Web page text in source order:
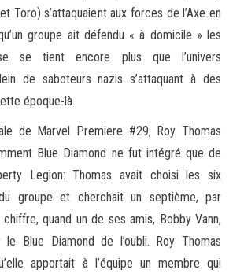
Toro) s’attaquaient aux forces de l’Axe en
groupe ait défendu « à domicile » les
se tient encore plus que l’univers
de saboteurs nazis s’attaquant à des
époque-là.
de Marvel Premiere #29, Roy Thomas
Blue Diamond ne fut intégré que de
Legion: Thomas avait choisi les six
groupe et cherchait un septième, par
quand un de ses amis, Bobby Vann,
Blue Diamond de l’oubli. Roy Thomas
apportait à l’équipe un membre qui